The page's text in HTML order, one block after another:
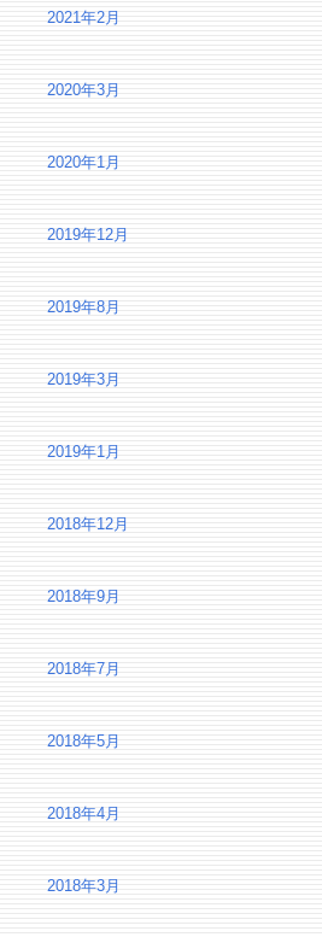
2021年2月
2020年3月
2020年1月
2019年12月
2019年8月
2019年3月
2019年1月
2018年12月
2018年9月
2018年7月
2018年5月
2018年4月
2018年3月